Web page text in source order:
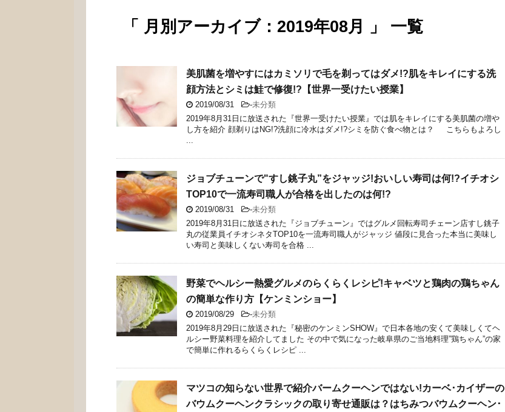
「 月別アーカイブ：2019年08月 」 一覧
美肌菌を増やすにはカミソリで毛を剃ってはダメ!?肌をキレイにする洗
顔方法とシミは鮭で修復!?【世界一受けたい授業】
2019/08/31 -未分類
2019年8月31日に放送された『世界一受けたい授業』では肌をキレイにする美肌菌の増や
し方を紹介 顔剃りはNG!?洗顔に冷水はダメ!?シミを防ぐ食べ物とは？ こちらもよろし
ジョブチューンで"すし銚子丸”をジャッジ!おいしい寿司は何!?イチオシ
TOP10で一流寿司職人が合格を出したのは何!?
2019/08/31 -未分類
2019年8月31日に放送された『ジョブチューン』ではグルメ回転寿司チェーン店すし銚子
丸の従業員イチオシネタTOP10を一流寿司職人がジャッジ 値段に見合った本当に美味し
い寿司と美味しくない寿司を合格 ...
野菜でヘルシー熱愛グルメのらくらくレシピ!キャベツと鶏肉の鶏ちゃん
の簡単な作り方【ケンミンショー】
2019/08/29 -未分類
2019年8月29日に放送された『秘密のケンミンSHOW』で日本各地の安くて美味しくてヘ
ルシー野菜料理を紹介してました その中で気になった岐阜県のご当地料理”鶏ちゃん”の家
で簡単に作れるらくらくレシピ ...
マツコの知らない世界で紹介バームクーヘンではない!カーベ･カイザーの
バウムクーヘンクラシックの取り寄せ通販は？はちみつバウムクーヘン･